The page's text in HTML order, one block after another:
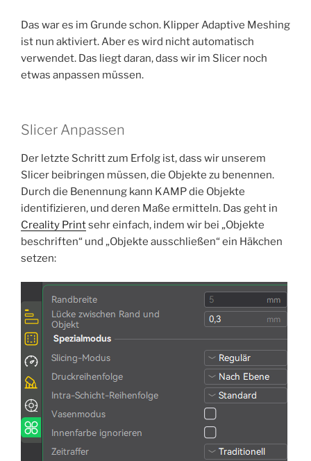
Das war es im Grunde schon. Klipper Adaptive Meshing
ist nun aktiviert. Aber es wird nicht automatisch
verwendet. Das liegt daran, dass wir im Slicer noch
etwas anpassen müssen.
Slicer Anpassen
Der letzte Schritt zum Erfolg ist, dass wir unserem
Slicer beibringen müssen, die Objekte zu benennen.
Durch die Benennung kann KAMP die Objekte
identifizieren, und deren Maße ermitteln. Das geht in
Creality Printsehr einfach, indem wir bei „Objekte
beschriften“ und „Objekte ausschließen“ ein Häkchen
setzen: